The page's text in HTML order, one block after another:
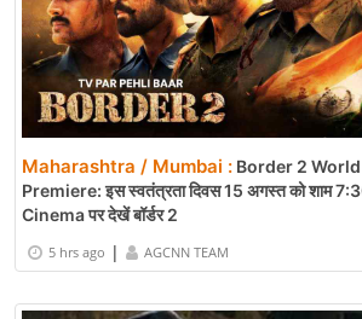
Maharashtra / Mumbai : Border 2
Premiere: इस स्वतंत्रता दिवस 15 अगस्त को शाम
Cinema पर देखें बॉर्डर 2
5 hrs ago | AGCNN TEAM